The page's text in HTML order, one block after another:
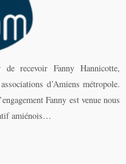
recevoir Fanny Hannicotte,
d’Amiens métropole.
Fanny est venue nous
amiénois…